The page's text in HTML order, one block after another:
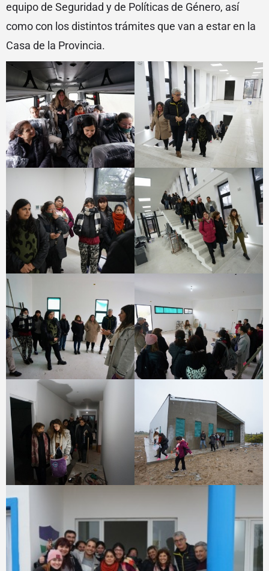
equipo de Seguridad y de Políticas de Género, así
como con los distintos trámites que van a estar en la
Casa de la Provincia.